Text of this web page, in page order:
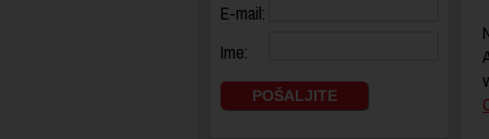
E-mail:
Ime: